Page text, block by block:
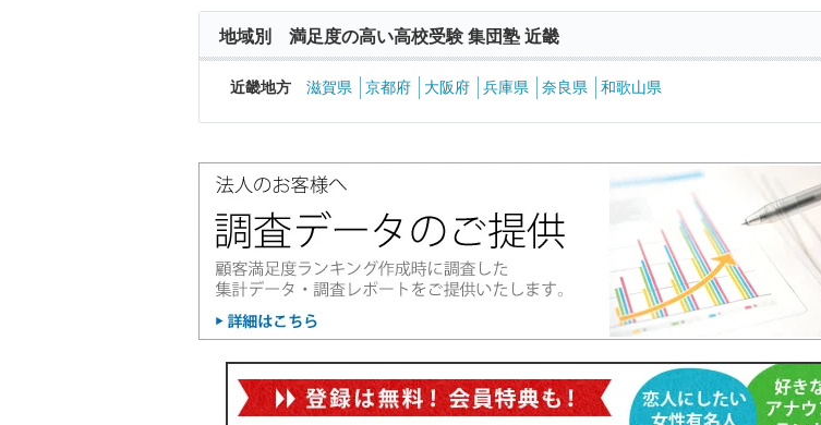
地域別 満足度の高い高校受験 集団塾 近畿
近畿地方 滋賀県 京都府 大阪府 兵庫県 奈良県 和歌山県